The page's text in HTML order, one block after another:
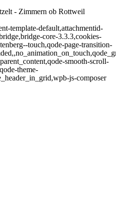
- Zimmern ob Rottweil
template-default,attachmentid-
core-3.3.3,cookies-
touch,qode-page-transition-
smooth-scroll-
theme-
js-composer